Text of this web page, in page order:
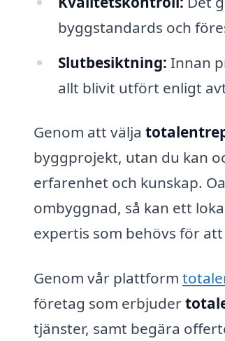
byggstandards och
Slutbesiktning: Innan
allt blivit utfört enligt
Genom att välja
byggprojekt, utan du kan
erfarenhet och kunskap.
ombyggnad, så kan ett
expertis som behövs för
Genom vår plattform
företag som erbjuder
tjänster, samt begära